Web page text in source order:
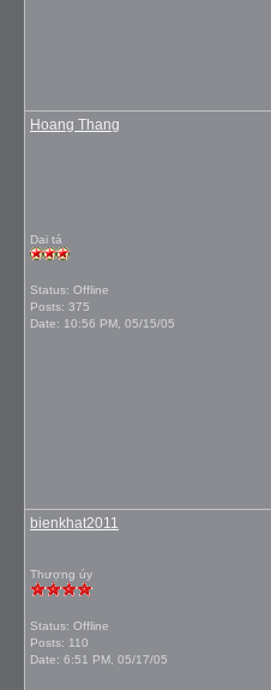
Hoang Thang
Dai tá
Status: Offline
Posts: 375
Date: 10:56 PM, 05/15/05
bienkhat2011
Thượng úy
Status: Offline
Posts: 110
Date: 6:51 PM, 05/17/05